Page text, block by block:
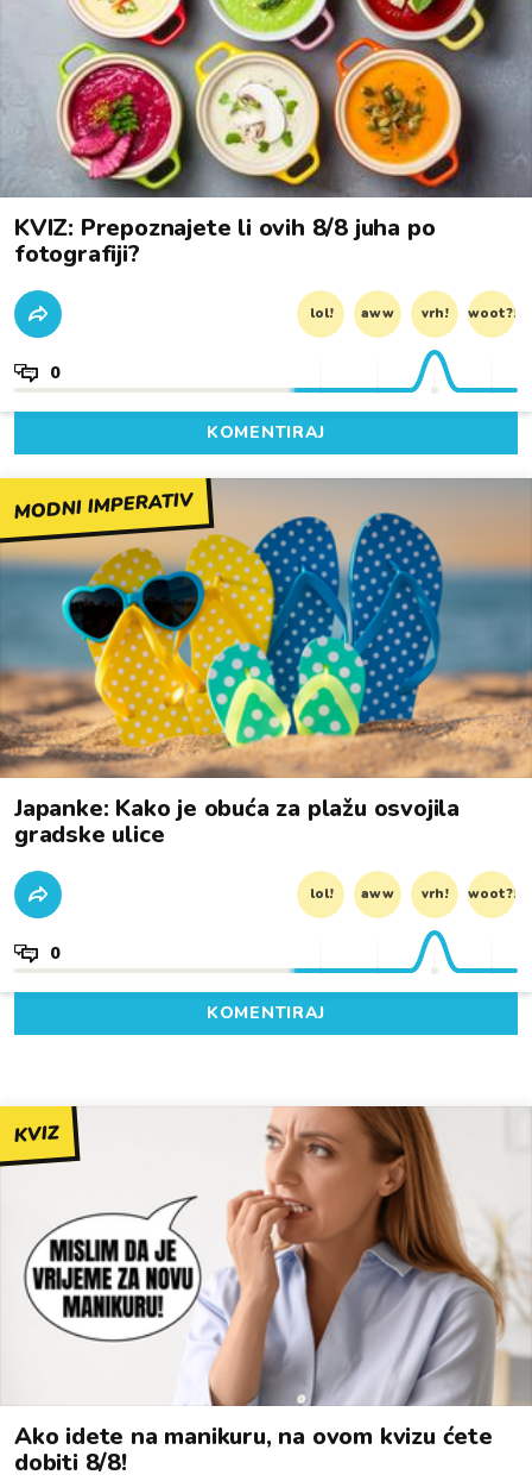
KVIZ: Prepoznajete li ovih 8/8 juha po
fotografiji?
lol! aww vrh! woot?!
0
KOMENTIRAJ
MODNI IMPERATIV
Japanke: Kako je obuća za plažu osvojila
gradske ulice
lol! aww vrh! woot?!
0
KOMENTIRAJ
KVIZ
Ako idete na manikuru, na ovom kvizu ćete
dobiti 8/8!